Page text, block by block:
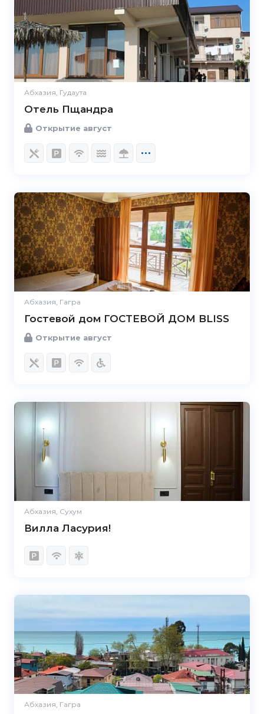
Абхазия, Гудаута
Отель Пщандра
Открытие август
Абхазия, Гагра
Гостевой дом ГОСТЕВОЙ ДОМ BLISS
Открытие август
Абхазия, Сухум
Вилла Ласурия!
Абхазия, Гагра